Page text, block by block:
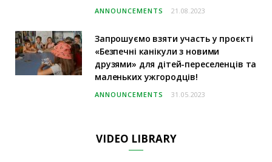
ANNOUNCEMENTS 21.08.2023
Запрошуємо взяти участь у проєкті
«Безпечні канікули з новими
друзями» для дітей-переселенців та
маленьких ужгородців!
ANNOUNCEMENTS 31.05.2023
VIDEO LIBRARY